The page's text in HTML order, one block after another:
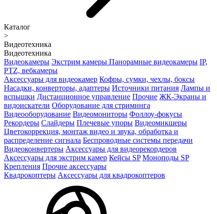
Каталог
>
Видеотехника
Видеотехника
Видеокамеры Экстрим камеры Панорамные видеокамеры IP,
PTZ, вебкамеры
Аксессуары для видеокамер Кофры, сумки, чехлы, боксы
Насадки, конверторы, адаптеры Источники питания Лампы и
вспышки Дистанционное управление Прочие ЖК-Экраны и
видоискатели Оборудование для стриминга
Видеооборудование Видеомониторы Фоллоу-фокусы
Рекордеры Слайдеры Плечевые упоры Видеомикшеры
Цветокоррекция, монтаж видео и звука, обработка и
распределение сигнала Беспроводные системы передачи
Видеоконвертеры Аксессуары для видеорекордеров
Аксессуары для экстрим камер Кейсы SP Моноподы SP
Крепления Прочие аксессуары
Квадрокоптеры Аксессуары для квадрокоптеров